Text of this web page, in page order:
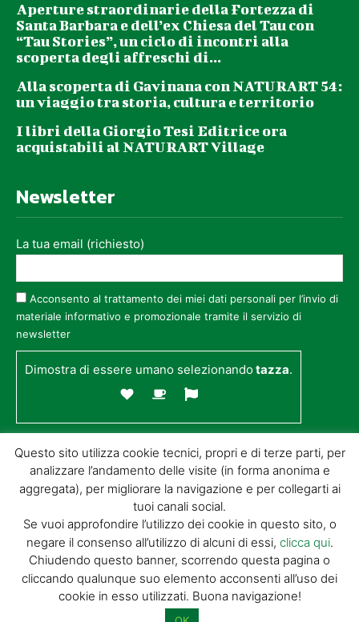
Aperture straordinarie della Fortezza di
Santa Barbara e dell’ex Chiesa del Tau con
“Tau Stories”, un ciclo di incontri alla
scoperta degli affreschi di...
Alla scoperta di Gavinana con NATURART 54:
un viaggio tra storia, cultura e territorio
I libri della Giorgio Tesi Editrice ora
acquistabili al NATURART Village
Newsletter
La tua email (richiesto)
Acconsento al trattamento dei miei dati personali per l’invio di
materiale informativo e promozionale tramite il servizio di
newsletter
Dimostra di essere umano selezionandotazza.
© GIORGIO TESI EDITRICE S.R.L. | P.IVA
01732650476 | VIA DI BADIA 14 – 51100 LOC.
BOTTEGONE (PISTOIA) |POWERED BY
ALLYMIND
Cookie Policy
Condizioni
Questo sito utilizza cookie tecnici, propri e di terze parti, per
analizzare l’andamento delle visite (in forma anonima e
aggregata), per migliorare la navigazione e per collegarti ai
tuoi canali social.
Se vuoi approfondire l’utilizzo dei cookie in questo sito, o
negare il consenso all’utilizzo di alcuni di essi, clicca qui.
Chiudendo questo banner, scorrendo questa pagina o
cliccando qualunque suo elemento acconsenti all’uso dei
cookie in esso utilizzati. Buona navigazione!